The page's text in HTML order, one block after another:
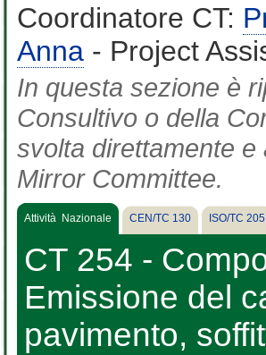
Coordinatore CT:
Anna - Project
In questa sezione è
Consultivo o della
svolta direttamente
Mirror Committee.
Attività Nazionale CEN/TC 130 ISO/TC 205
CT 254 -
Emissione del
pavimento,